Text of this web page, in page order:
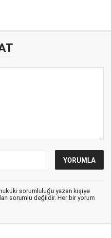
sorumluluğu yazan kişiye
sorumlu değildir. Her bir yorum